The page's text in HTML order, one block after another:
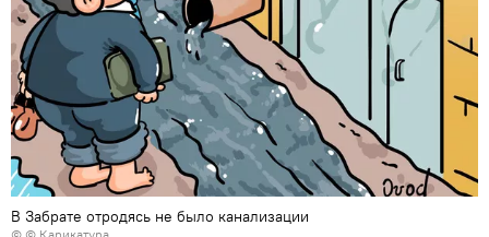
В Забрате отродясь не было канализации